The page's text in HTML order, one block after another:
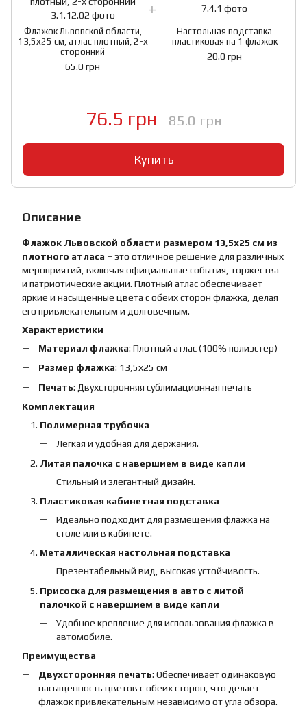
Флажок Львовской области,
13,5х25 см, атлас плотный, 2-х
сторонний
65.0 грн
Настольная подставка
пластиковая на 1 флажок
20.0 грн
76.5 грн 85.0 грн
Купить
Описание
Флажок Львовской области размером 13,5х25 см из
плотного атласа – это отличное решение для различных
мероприятий, включая официальные события, торжества
и патриотические акции. Плотный атлас обеспечивает
яркие и насыщенные цвета с обеих сторон флажка, делая
его привлекательным и долговечным.
Характеристики
Материал флажка: Плотный атлас (100% полиэстер)
Размер флажка: 13,5х25 см
Печать: Двухсторонняя сублимационная печать
Комплектация
Полимерная трубочка
Легкая и удобная для держания.
Литая палочка с навершием в виде капли
Стильный и элегантный дизайн.
Пластиковая кабинетная подставка
Идеально подходит для размещения флажка на
столе или в кабинете.
Металлическая настольная подставка
Презентабельный вид, высокая устойчивость.
Присоска для размещения в авто с литой
палочкой с навершием в виде капли
Удобное крепление для использования флажка в
автомобиле.
Преимущества
Двухсторонняя печать: Обеспечивает одинаковую
насыщенность цветов с обеих сторон, что делает
флажок привлекательным независимо от угла обзора.